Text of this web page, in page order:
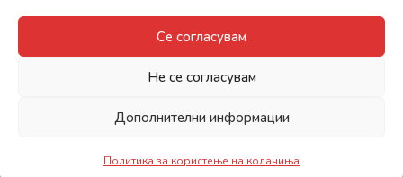
Се согласувам
Не се согласувам
Дополнителни информации
Политика за користење на колачиња